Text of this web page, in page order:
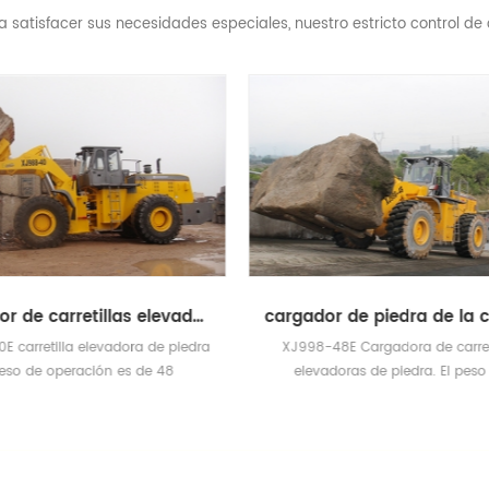
sus necesidades especiales, nuestro estricto control
48E Cargadora de carretillas
elevadoras de piedra. El peso de
Máquina manipuladora de
piedra XJ968-23E. El peso